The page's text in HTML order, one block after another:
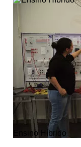
Ensino Híbrido